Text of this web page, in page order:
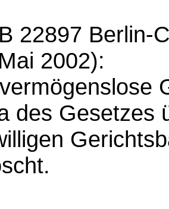
22897 Berlin-
2002):
des Gesetzes